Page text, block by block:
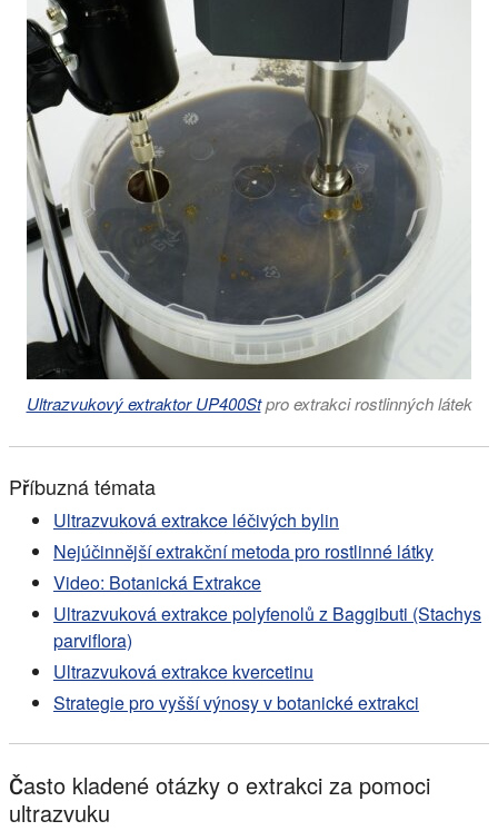
Ultrazvukový extraktor UP400Stpro extrakci rostlinných látek
Příbuzná témata
Ultrazvuková extrakce léčivých bylin
Nejúčinnější extrakční metoda pro rostlinné látky
Video: Botanická Extrakce
Ultrazvuková extrakce polyfenolů z Baggibuti (Stachys
parviflora)
Ultrazvuková extrakce kvercetinu
Strategie pro vyšší výnosy v botanické extrakci
Často kladené otázky o extrakci za pomoci
ultrazvuku